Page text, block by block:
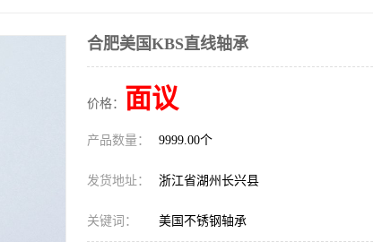
合肥美国KBS直线轴承
价格： 面议
产品数量： 9999.00个
发货地址： 浙江省湖州长兴县
关键词： 美国不锈钢轴承